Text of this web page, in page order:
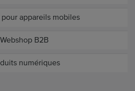
appareils mobiles
Webshop B2B
numériques